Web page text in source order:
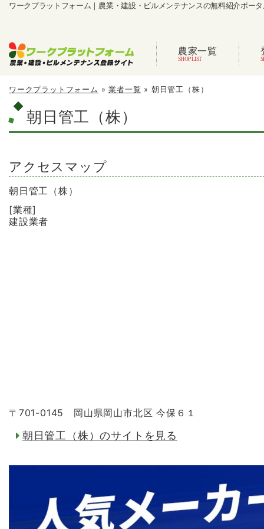
ワークプラットフォーム｜農業・建設・ビルメンテナンスの無料紹介ポー
農家一覧
ワークプラットフォーム »業者一覧 » 朝日管工（株）
朝日管工（株）
アクセスマップ
朝日管工（株）
[業種]
建設業者
〒701-0145 岡山県岡山市北区 今保６１
朝日管工（株）のサイトを見る